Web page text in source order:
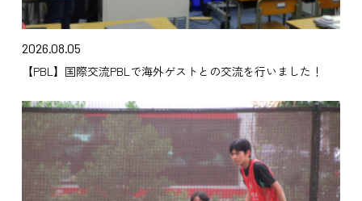
2026.08.05
【PBL】国際交流PBLで海外ゲストとの交流を行いました！